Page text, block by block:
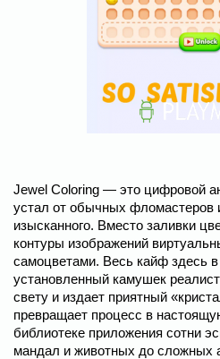
Jewel Coloring — это цифровой
устал от обычных фломастеров
изысканного. Вместо заливки
контуры изображений
самоцветами. Весь кайф здесь
установленный камушек
свету и издает приятный
превращает процесс в
библиотеке приложения сотни
мандал и животных до сложных